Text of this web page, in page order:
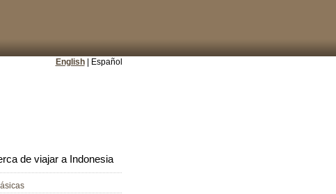
English| Español
de viajar a Indonesia